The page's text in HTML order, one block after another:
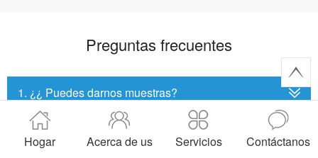
Preguntas frecuentes
1. ¿¿ Puedes darnos muestras?
2. ¿¿ cuál es el tiempo de entrega de los pedidos
regulares?
Hogar Acerca de us Servicios Contáctanos